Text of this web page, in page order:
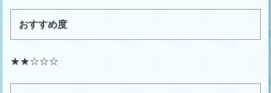
おすすめ度
★★☆☆☆